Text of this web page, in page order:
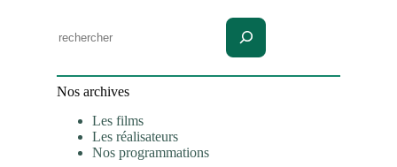
Nos archives
Les films
Les réalisateurs
Nos programmations